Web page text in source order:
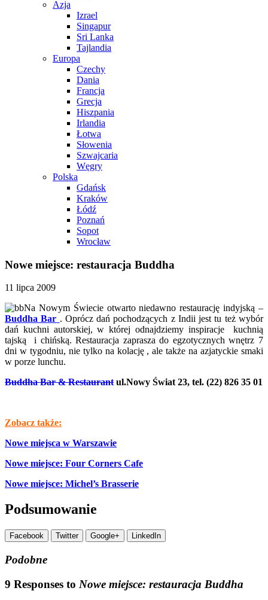
Azja
Izrael
Singapur
Sri Lanka
Tajlandia
Europa
Czechy
Dania
Francja
Grecja
Hiszpania
Irlandia
Łotwa
Słowenia
Szwajcaria
Węgry
Polska
Gdańsk
Kraków
Łódź
Poznań
Sopot
Wrocław
Nowe miejsce: restauracja Buddha
11 lipca 2009
Na Nowym Świecie otwarto niedawno restaurację indyjską –
Buddha Bar . Oprócz dań pochodzących z Indii jest tu też wybór
dań kuchni autorskiej, w której odnajdziemy inspiracje kuchnią
tajską i chińską. Restauracja zaprasza do egzotycznych wnętrz 7
dni w tygodniu, nie tylko na kolację , ale także na azjatyckie smaki
w porze lunchu.
Buddha Bar & Restaurantul.Nowy Świat 23, tel. (22) 826 35 01
Zobacz także:
Nowe miejsca w Warszawie
Nowe miejsce: Four Corners Cafe
Nowe miejsce: Michel’s Brasserie
Podsumowanie
Facebook Twitter Google+ LinkedIn
Podobne
9 Responses to Nowe miejsce: restauracja Buddha